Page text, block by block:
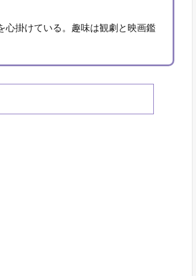
心掛けている。趣味は観劇と映画鑑